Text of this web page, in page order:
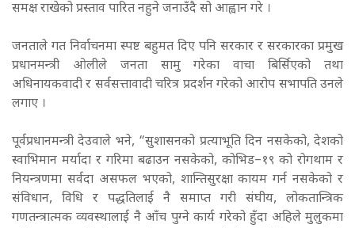
समक्ष राखेको प्रस्ताव पारित नहुने जनाउँदै सो आह्वान गरे ।
जनताले गत निर्वाचनमा स्पष्ट बहुमत दिए पनि सरकार र सरकारका प्रमुख
प्रधानमन्त्री ओलीले जनता सामु गरेका वाचा बिर्सिएको तथा
अधिनायकवादी र सर्वसत्तावादी चरित्र प्रदर्शन गरेको आरोप सभापति उनले
लगाए ।
पूर्वप्रधानमन्त्री देउवाले भने, “सुशासनको प्रत्याभूति दिन नसकेको, देशको
स्वाभिमान मर्यादा र गरिमा बढाउन नसकेको, कोभिड–१९ को रोगथाम र
नियन्त्रणमा सर्वदा असफल भएको, शान्तिसुरक्षा कायम गर्न नसकेको र
संविधान, विधि र पद्धतिलाई नै समाप्त गरी संघीय, लोकतान्त्रिक
गणतन्त्रात्मक व्यवस्थालाई नै आँच पुग्ने कार्य गरेको हुँदा अहिले मुलुकमा